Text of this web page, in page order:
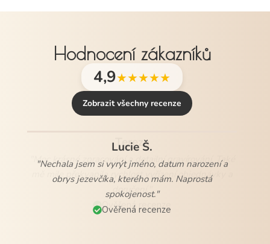
Hodnocení zákazníků
4,9★★★★★
Zobrazit všechny recenze
Lucie Š.
"Nechala jsem si vyrýt jméno, datum narození a
obrys jezevčíka, kterého mám. Naprostá
spokojenost."
Ověřená recenze